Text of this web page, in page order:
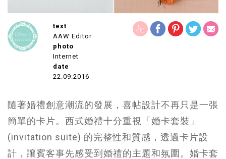
text
AAW Editor
photo
Internet
date
22.09.2016
隨著婚禮創意潮流的發展，喜帖設計不再只是一張
簡單的卡片。西式婚禮十分重視「婚卡套裝」
(invitation suite) 的完整性和質感，透過卡片設
計，讓賓客事先感受到婚禮的主題和氛圍。婚卡套